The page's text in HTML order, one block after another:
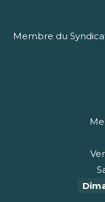
Membre du